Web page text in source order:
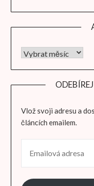
Archivy
Vlož svoji adresu a
článcích emailem.